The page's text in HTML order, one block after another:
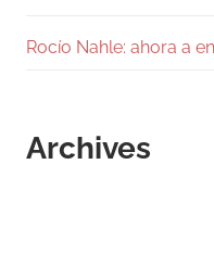
Rocío Nahle: ahora a
Archives